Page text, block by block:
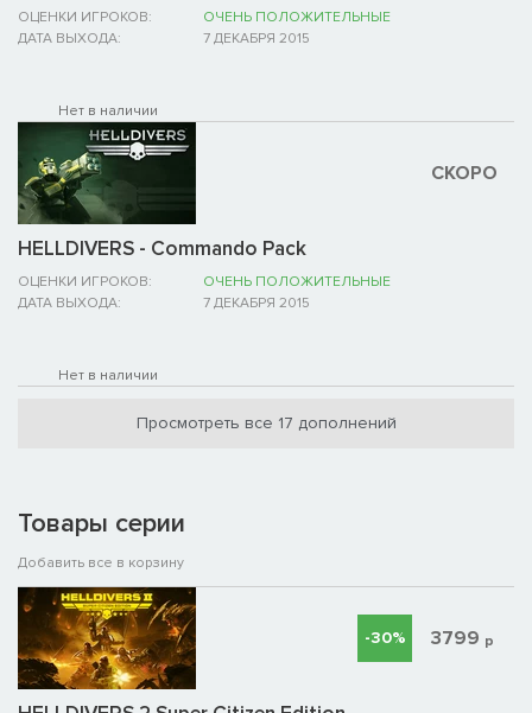
ОЦЕНКИ ИГРОКОВ:
ОЧЕНЬ ПОЛОЖИТЕЛЬНЫЕ
ДАТА ВЫХОДА:
7 ДЕКАБРЯ 2015
Нет в наличии
HELLDIVERS - Commando Pack
ОЦЕНКИ ИГРОКОВ:
ОЧЕНЬ ПОЛОЖИТЕЛЬНЫЕ
ДАТА ВЫХОДА:
7 ДЕКАБРЯ 2015
СКОРО
Нет в наличии
Просмотреть все 17 дополнений
Товары серии
Добавить все в корзину
-30% 3799 р